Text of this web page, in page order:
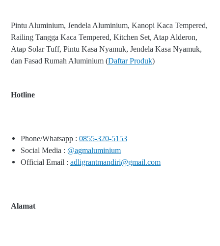
Pintu Aluminium, Jendela Aluminium, Kanopi Kaca Tempered,
Railing Tangga Kaca Tempered, Kitchen Set, Atap Alderon,
Atap Solar Tuff, Pintu Kasa Nyamuk, Jendela Kasa Nyamuk,
dan Fasad Rumah Aluminium (Daftar Produk)
Hotline
Phone/Whatsapp : 0855-320-5153
Social Media : @agmaluminium
Official Email : adligrantmandiri@gmail.com
Alamat